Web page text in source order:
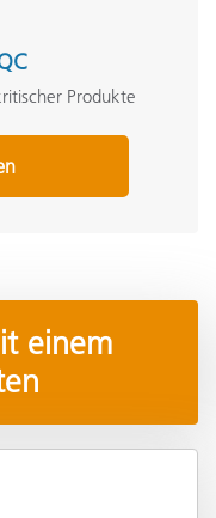
Produkte
einem